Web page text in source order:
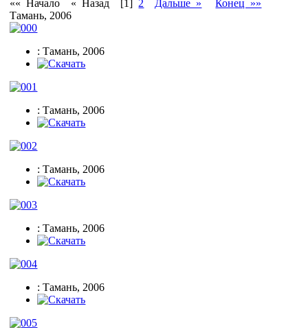
«« Начало « Назад [1] 2 Дальше »
Конец »»
Тамань, 2006
: Тамань, 2006
: Тамань, 2006
: Тамань, 2006
: Тамань, 2006
: Тамань, 2006